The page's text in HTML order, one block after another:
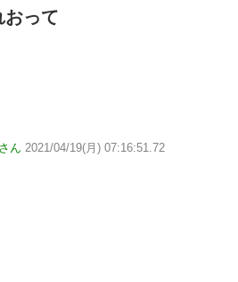
おって
ん 2021/04/19(月) 07:16:51.72